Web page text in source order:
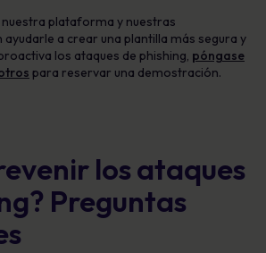
plataforma y nuestras
a crear una plantilla más segura y
los ataques de phishing, póngase
para reservar una demostración.
los ataques
Preguntas